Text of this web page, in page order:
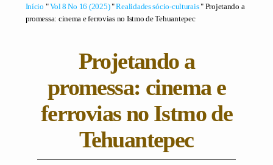
Início "Vol 8 No 16 (2025)"Realidades sócio-culturais" Projetando a
promessa: cinema e ferrovias no Istmo de Tehuantepec
Projetando a
promessa: cinema e
ferrovias no Istmo de
Tehuantepec